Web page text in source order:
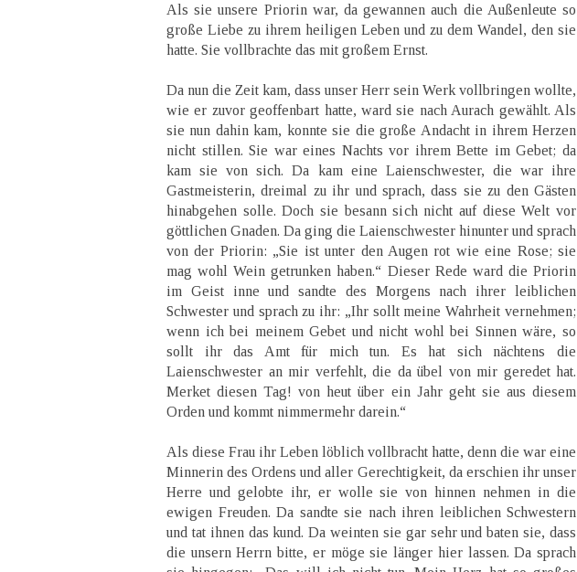
Als sie unsere Priorin war, da gewannen auch die Außenleute so
große Liebe zu ihrem heiligen Leben und zu dem Wandel, den sie
hatte. Sie vollbrachte das mit großem Ernst.
Da nun die Zeit kam, dass unser Herr sein Werk vollbringen wollte,
wie er zuvor geoffenbart hatte, ward sie nach Aurach gewählt. Als
sie nun dahin kam, konnte sie die große Andacht in ihrem Herzen
nicht stillen. Sie war eines Nachts vor ihrem Bette im Gebet; da
kam sie von sich. Da kam eine Laienschwester, die war ihre
Gastmeisterin, dreimal zu ihr und sprach, dass sie zu den Gästen
hinabgehen solle. Doch sie besann sich nicht auf diese Welt vor
göttlichen Gnaden. Da ging die Laienschwester hinunter und sprach
von der Priorin: „Sie ist unter den Augen rot wie eine Rose; sie
mag wohl Wein getrunken haben.“ Dieser Rede ward die Priorin
im Geist inne und sandte des Morgens nach ihrer leiblichen
Schwester und sprach zu ihr: „Ihr sollt meine Wahrheit vernehmen;
wenn ich bei meinem Gebet und nicht wohl bei Sinnen wäre, so
sollt ihr das Amt für mich tun. Es hat sich nächtens die
Laienschwester an mir verfehlt, die da übel von mir geredet hat.
Merket diesen Tag! von heut über ein Jahr geht sie aus diesem
Orden und kommt nimmermehr darein.“
Als diese Frau ihr Leben löblich vollbracht hatte, denn die war eine
Minnerin des Ordens und aller Gerechtigkeit, da erschien ihr unser
Herre und gelobte ihr, er wolle sie von hinnen nehmen in die
ewigen Freuden. Da sandte sie nach ihren leiblichen Schwestern
und tat ihnen das kund. Da weinten sie gar sehr und baten sie, dass
die unsern Herrn bitte, er möge sie länger hier lassen. Da sprach